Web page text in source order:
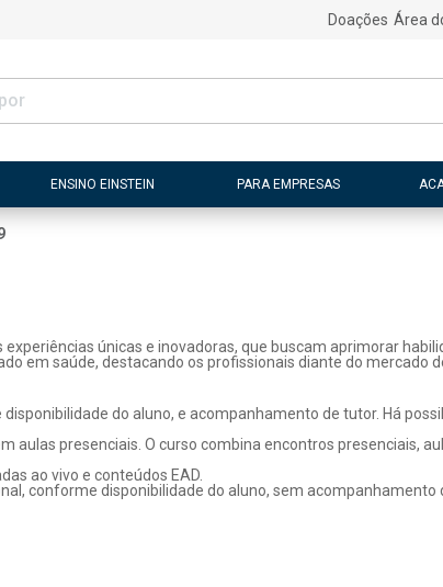
Doações Área
ENSINO EINSTEIN PARA EMPRESAS
únicas e inovadoras, que buscam aprimorar
em saúde, destacando os profissionais diante do mercado
do aluno, e acompanhamento de tutor. Há
aulas presenciais. O curso combina encontros presenciais,
ao vivo e conteúdos EAD.
conforme disponibilidade do aluno, sem acompanhamento